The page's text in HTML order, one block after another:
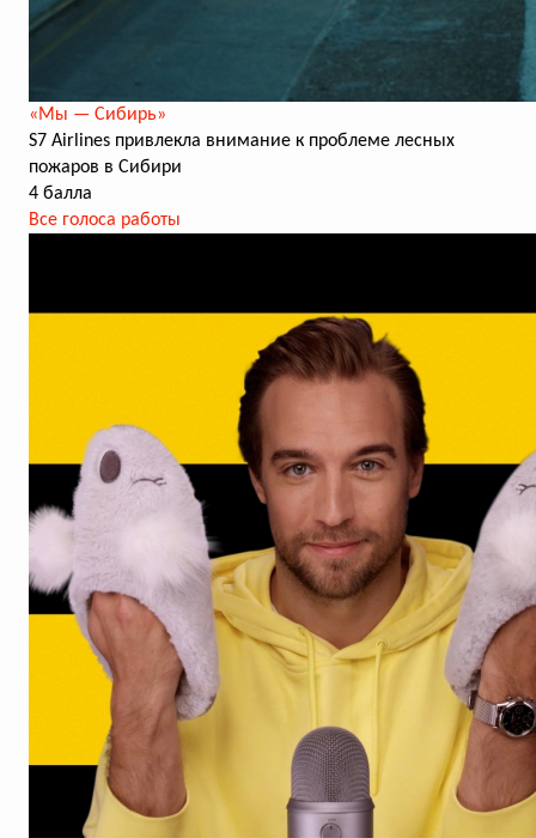
«Мы — Сибирь»
S7 Airlines привлекла внимание к проблеме лесных
пожаров в Сибири
4 балла
Все голоса работы